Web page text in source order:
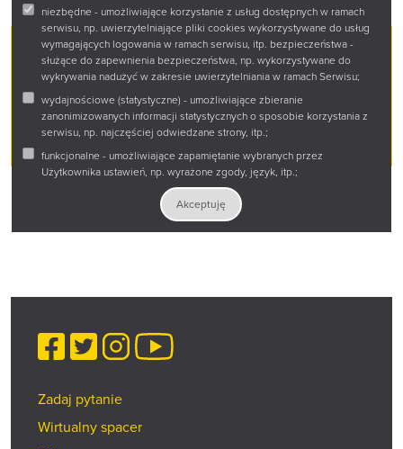
niezbędne - umożliwiające korzystanie z usług dostępnych w ramach
serwisu, np. uwierzytelniające pliki cookies wykorzystywane do usług
wymagających logowania w ramach serwisu, itp. bezpieczeństwa -
służące do zapewnienia bezpieczeństwa, np. wykorzystywane do
wykrywania nadużyć w zakresie uwierzytelniania w ramach Serwisu;
wydajnościowe (statystyczne) - umożliwiające zbieranie
zanonimizowanych informacji statystycznych o sposobie korzystania z
serwisu, np. najczęściej odwiedzane strony, itp.;
funkcjonalne - umożliwiające zapamiętanie wybranych przez
Użytkownika ustawień, np. wyrażone zgody, język, itp.;
Akceptuję
PRZEDMIOT 25,00 zł
PRODUKT NIEDOSTĘPNY
Facebook
TwitterInstagram
YouTube
Zadaj pytanie
Wirtualny spacer